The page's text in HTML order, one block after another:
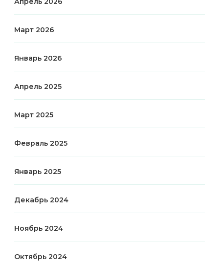
Март 2026
Январь 2026
Апрель 2025
Март 2025
Февраль 2025
Январь 2025
Декабрь 2024
Ноябрь 2024
Октябрь 2024